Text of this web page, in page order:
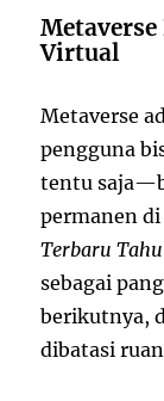
Virtual
Metaverse
pengguna
tentu
permanen
Terbaru
sebagai
berikutnya,
dibatasi